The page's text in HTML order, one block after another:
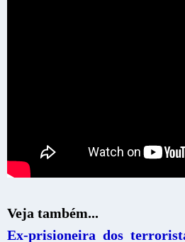
Veja também...
Ex-prisioneira dos